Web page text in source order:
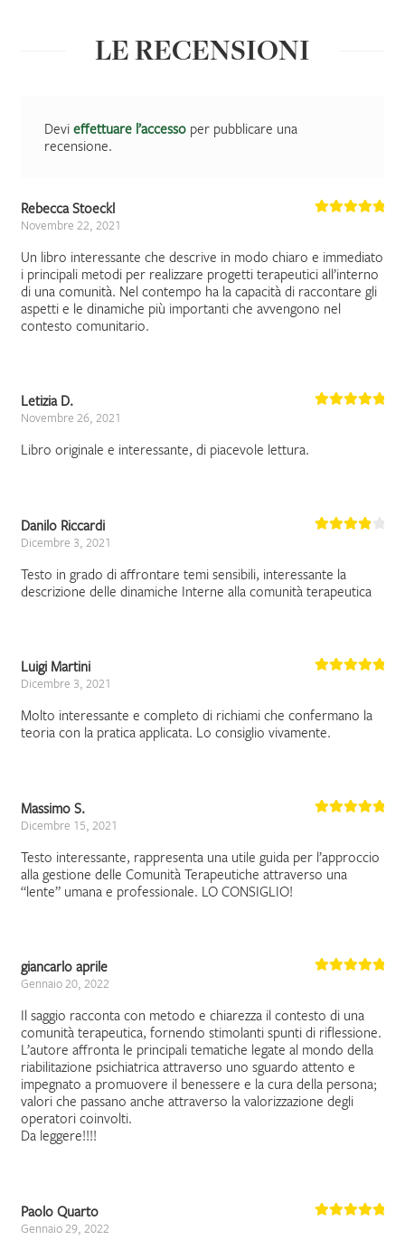
LE RECENSIONI
Devi effettuare l’accessoper pubblicare una
recensione.
Rebecca Stoeckl
Novembre 22, 2021
Un libro interessante che descrive in modo chiaro e immediato
i principali metodi per realizzare progetti terapeutici all’interno
di una comunità. Nel contempo ha la capacità di raccontare gli
aspetti e le dinamiche più importanti che avvengono nel
contesto comunitario.
Letizia D.
Novembre 26, 2021
Libro originale e interessante, di piacevole lettura.
Danilo Riccardi
Dicembre 3, 2021
Testo in grado di affrontare temi sensibili, interessante la
descrizione delle dinamiche Interne alla comunità terapeutica
Luigi Martini
Dicembre 3, 2021
Molto interessante e completo di richiami che confermano la
teoria con la pratica applicata. Lo consiglio vivamente.
Massimo S.
Dicembre 15, 2021
Testo interessante, rappresenta una utile guida per l’approccio
alla gestione delle Comunità Terapeutiche attraverso una
“lente” umana e professionale. LO CONSIGLIO!
giancarlo aprile
Gennaio 20, 2022
Il saggio racconta con metodo e chiarezza il contesto di una
comunità terapeutica, fornendo stimolanti spunti di riflessione.
L’autore affronta le principali tematiche legate al mondo della
riabilitazione psichiatrica attraverso uno sguardo attento e
impegnato a promuovere il benessere e la cura della persona;
valori che passano anche attraverso la valorizzazione degli
operatori coinvolti.
Da leggere!!!!
Paolo Quarto
Gennaio 29, 2022